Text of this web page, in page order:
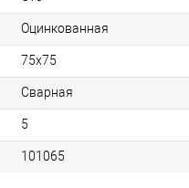
Оцинкованная
75х75
Сварная
5
101065